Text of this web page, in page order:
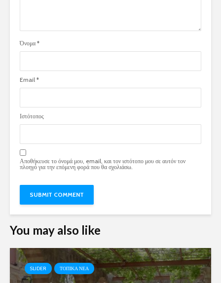
Όνομα *
Email *
Ιστότοπος
Αποθήκευσε το όνομά μου, email, και τον ιστότοπο μου σε αυτόν τον
πλοηγό για την επόμενη φορά που θα σχολιάσω.
You may also like
SLIDER ΤΟΠΙΚΑ ΝΕΑ